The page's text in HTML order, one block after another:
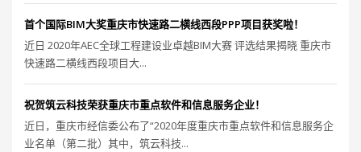
首个国际BIM大奖重庆市快速路二横线西段PPP项目获奖啦！
近日 2020年AEC全球工程建设业卓越BIM大赛 评选结果揭晓 重庆市
快速路二横线西段项目大...
祝贺筑云科技荣获重庆市重点软件和信息服务企业！
近日，重庆市经信委公布了“2020年度重庆市重点软件和信息服务企
业名单（第二批）其中，筑云科技...